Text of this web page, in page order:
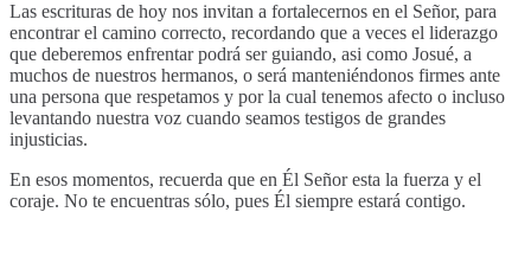
Las escrituras de hoy nos invitan a fortalecernos en el Señor, para
encontrar el camino correcto, recordando que a veces el liderazgo
que deberemos enfrentar podrá ser guiando, asi como Josué, a
muchos de nuestros hermanos, o será manteniéndonos firmes ante
una persona que respetamos y por la cual tenemos afecto o incluso
levantando nuestra voz cuando seamos testigos de grandes
injusticias.
En esos momentos, recuerda que en Él Señor esta la fuerza y el
coraje. No te encuentras sólo, pues Él siempre estará contigo.